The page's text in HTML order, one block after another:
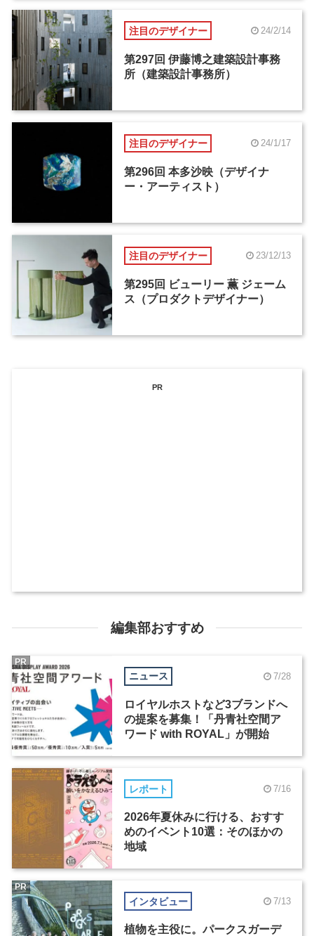
注目のデザイナー 24/2/14
第297回 伊藤博之建築設計事務
所（建築設計事務所）
注目のデザイナー 24/1/17
第296回 本多沙映（デザイナ
ー・アーティスト）
注目のデザイナー 23/12/13
第295回 ビューリー 薫 ジェーム
ス（プロダクトデザイナー）
PR
編集部おすすめ
ニュース 7/28
ロイヤルホストなど3ブランドへ
の提案を募集！「丹青社空間ア
ワード with ROYAL」が開始
PR
レポート 7/16
2026年夏休みに行ける、おすす
めのイベント10選：そのほかの
地域
インタビュー 7/13
植物を主役に。パークスガーデ
PR